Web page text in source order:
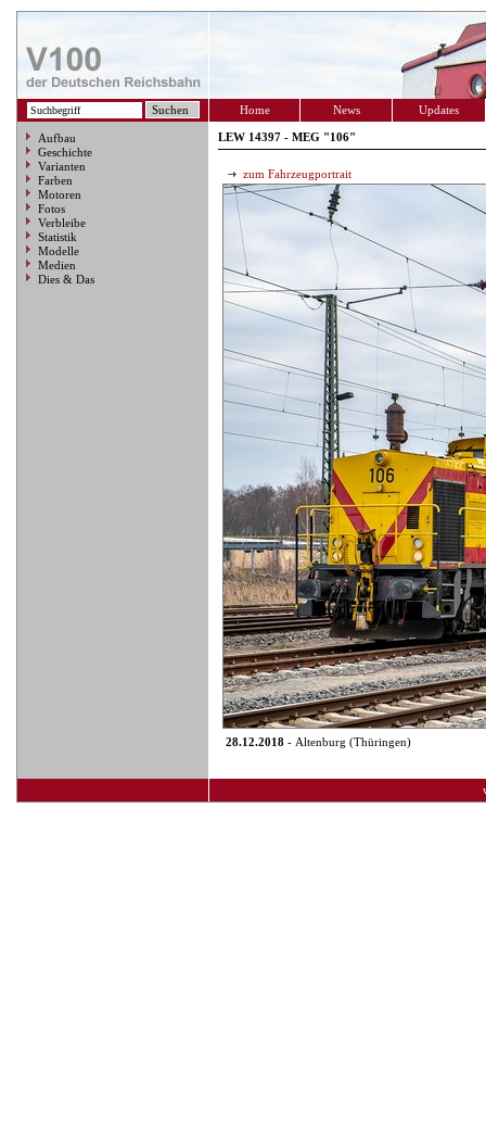
Home News Updates
Aufbau
Geschichte
Varianten
Farben
Motoren
Fotos
Verbleibe
Statistik
Modelle
Medien
Dies & Das
LEW 14397 - MEG "106"
zum Fahrzeugportrait
28.12.2018 - Altenburg (Thüringen)